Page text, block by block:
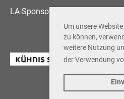
Um unsere
zu können,
weitere Nutzung
der Verwendung
LA-Sponsor